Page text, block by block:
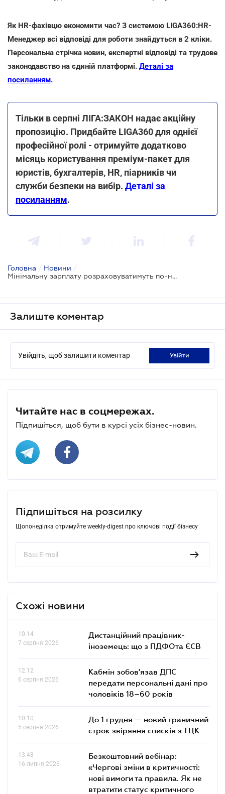
Як HR-фахівцю економити час? З системою LIGA360:HR-
Менеджер всі відповіді для роботи знайдуться в 2 кліки.
Персональна стрічка новин, експертні відповіді та трудове
законодавство на єдиній платформі. Деталі за
посиланням.
Тільки в серпні ЛІГА:ЗАКОН надає акційну
пропозицію. Придбайте LIGA360 для однієї
професійної ролі - отримуйте додатково
місяць користування преміум-пакет для
юристів, бухгалтерів, HR, піарників чи
служби безпеки на вибір. Деталі за
посиланням.
Головна / Новини /
Мінімальну зарплату розраховуватимуть по-новому: проект погоджений
Залиште коментар
Увійдіть, щоб залишити коментар увійти
Читайте нас в соцмережах.
Підпишіться, щоб бути в курсі усіх бізнес-новин.
Підпишіться на розсилку
Щопонеділка отримуйте weekly-digest про ключові події бізнесу
Схожі новини
10.14
7 серпня 2026
Дистанційний працівник-
іноземець: що з ПДФОта ЄСВ
12.12
6 серпня 2026
Кабмін зобов'язав ДПС
передати персональні дані про
чоловіків 18–60 років
10.10
5 серпня 2026
До 1 грудня — новий граничний
строк звіряння списків з ТЦК
13.48
16 липня 2026
Безкоштовний вебінар:
«Чергові зміни в критичності:
нові вимоги та правила. Як не
втратити статус критичного